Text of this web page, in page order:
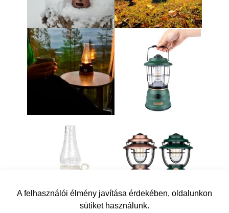
A felhasználói élmény javítása érdekében, oldalunkon
sütiket használunk.